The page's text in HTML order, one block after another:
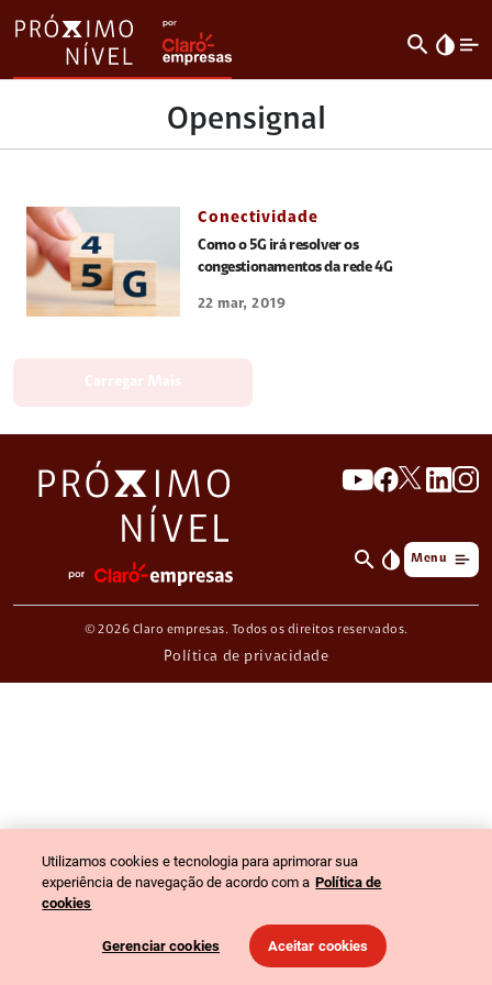
search invert_colors
Opensignal
Conectividade
Como o 5G irá resolver os
congestionamentos da rede 4G
22 mar, 2019
search invert_colors Menu
© 2026 Claro empresas. Todos os direitos reservados.
Política de privacidade
Utilizamos cookies e tecnologia para aprimorar sua
experiência de navegação de acordo com a Política de
cookies
Gerenciar cookies Aceitar cookies